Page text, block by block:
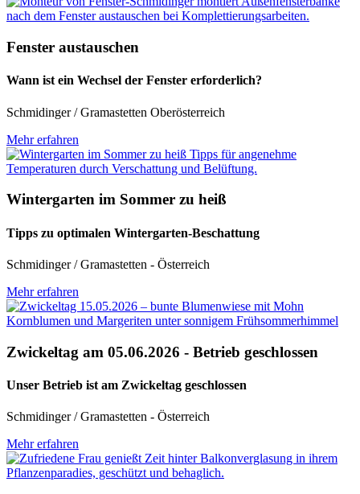
Fenster austauschen
Wann ist ein Wechsel der Fenster erforderlich?
Schmidinger / Gramastetten Oberösterreich
Mehr erfahren
Wintergarten im Sommer zu heiß
Tipps zu optimalen Wintergarten-Beschattung
Schmidinger / Gramastetten - Österreich
Mehr erfahren
Zwickeltag am 05.06.2026 - Betrieb geschlossen
Unser Betrieb ist am Zwickeltag geschlossen
Schmidinger / Gramastetten - Österreich
Mehr erfahren